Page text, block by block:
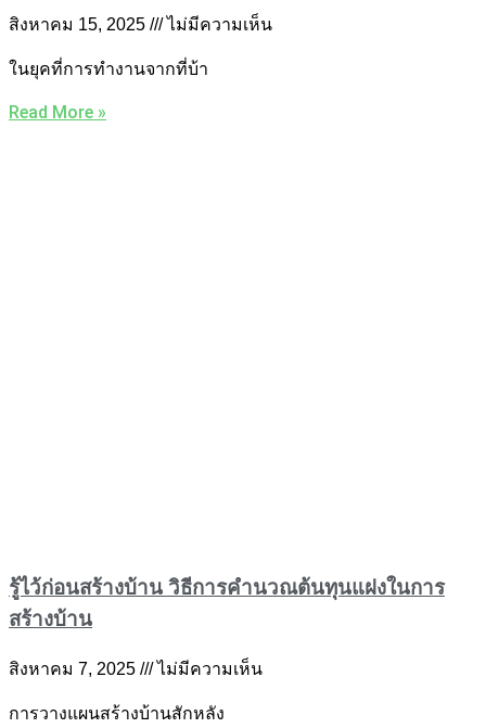
สิงหาคม 15, 2025 ไม่มีความเห็น
ในยุคที่การทำงานจากที่บ้า
Read More »
รู้ไว้ก่อนสร้างบ้าน วิธีการคำนวณต้นทุนแฝงในการ
สร้างบ้าน
สิงหาคม 7, 2025 ไม่มีความเห็น
การวางแผนสร้างบ้านสักหลัง